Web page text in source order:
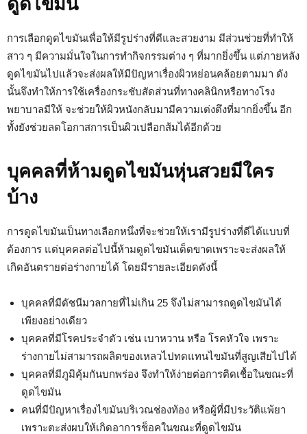
การเลือกดูดไขมันเพื่อให้มีรูปร่างที่ดีและสวยงาม มีส่วนช่วยที่ทำให้
สาว ๆ มีความมั่นใจในการทำกิจกรรมต่าง ๆ ที่มากยิ่งขึ้น แต่ภายหลัง
ดูดไขมันไปแล้วจะส่งผลให้มีปัญหาเรื่องผิวหย่อนคล้อยตามมา ดัง
นั้นจึงทำให้การใช้เครื่องกระชับสัดส่วนที่ทางคลินิกหรือทางโรง
พยาบาลมีให้ จะช่วยให้ผิวหนังกลับมามีความเต่งตึงที่มากยิ่งขึ้น อีก
ทั้งยังช่วยลดโอกาสการเป็นผิวเปลือกส้มได้อีกด้วย
บุคคลที่ห้ามดูดไขมันหุ่นสวยมีใคร
บ้าง
การดูดไขมันเป็นทางเลือกหนึ่งที่จะช่วยให้เรามีรูปร่างที่ดีได้แบบที่
ต้องการ แต่บุคคลต่อไปนี้ห้ามดูดไขมันเด็ดขาดเพราะจะส่งผลให้
เกิดอันตรายต่อร่างกายได้ โดยมีรายละเอียดดังนี้
บุคคลที่มีดัชนีมวลกายที่ไม่เกิน 25 จึงไม่สามารถดูดไขมันได้
เพียงอย่างเดียว
บุคคลที่มีโรคประจำตัว เช่น เบาหวาน หรือ โรคหัวใจ เพราะ
ร่างกายไม่สามารถผลิตของเหลวไปทดแทนไขมันที่สูญเสียไปได้
บุคคลที่มีภูมิคุ้มกันบกพร่อง จึงทำให้ง่ายต่อการติดเชื้อในขณะที่
ดูดไขมัน
คนที่มีปัญหาเรื่องไขมันบริเวณช่องท้อง หรือผู้ที่มีประวัติแพ้ยา
เพราะตะส่งผบให้เกิดอาการช็อคในขณะที่ดูดไขมัน